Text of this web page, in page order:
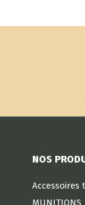
NOS
Accessoires
MUNITIONS